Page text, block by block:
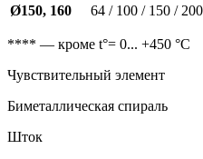
Ø150, 160
64 / 100 / 150 /
**** — кроме t°= 0... +450 °С
Чувствительный элемент
Биметаллическая спираль
Шток